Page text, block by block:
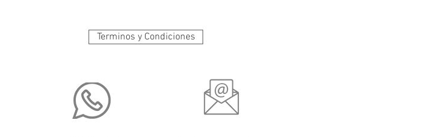
Terminos y Condiciones